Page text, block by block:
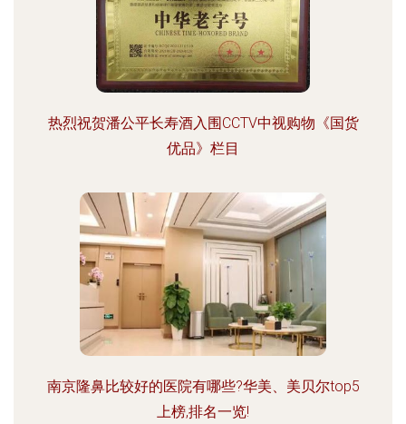
热烈祝贺潘公平长寿酒入围CCTV中视购物《国货
优品》栏目
南京隆鼻比较好的医院有哪些?华美、美贝尔top5
上榜,排名一览!